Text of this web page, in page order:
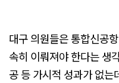
대구 의원들은 통합신공
속히 이뤄져야 한다는 생
공 등 가시적 성과가 없